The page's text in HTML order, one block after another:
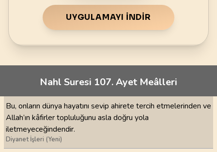
UYGULAMAYI İNDIR
Nahl Suresi 107. Ayet Meâlleri
Bu, onların dünya hayatını sevip ahirete tercih etmelerinden ve
Allah’ın kâfirler topluluğunu asla doğru yola
iletmeyeceğindendir.
Diyanet İşleri (Yeni)